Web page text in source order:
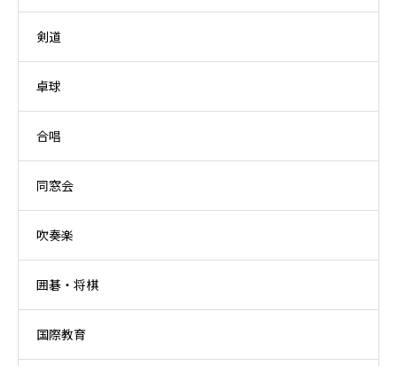
剣道
卓球
合唱
同窓会
吹奏楽
囲碁・将棋
国際教育